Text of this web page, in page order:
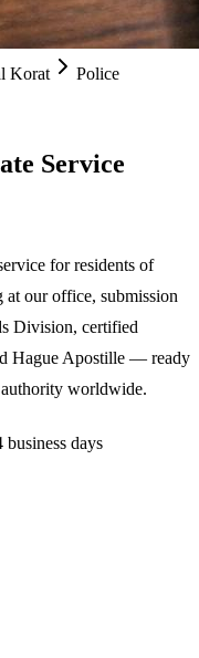
Korat
Police
Service
for residents of
our office, submission
Division, certified
Hague Apostille — ready
worldwide.
business days